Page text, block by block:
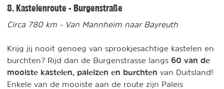
8. Kastelenroute - Burgenstraße
Circa 780 km - Van Mannheim naar Bayreuth
Krijg jij nooit genoeg van sprookjesachtige kastelen en
burchten? Rijd dan de Burgenstrasse langs 60 van de
mooiste kastelen, paleizen en burchten van Duitsland!
Enkele van de mooiste aan de route zijn Paleis